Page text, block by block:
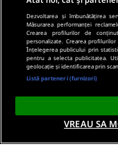
Dezvoltarea și îmbunătățirea
Măsurarea performanței
Crearea profilurilor de
personalizate. Crearea
Înțelegerea publicului prin
pentru a selecta publicitatea.
geolocație și identificarea prin
Listă parteneri (furnizori)
VREAU SA